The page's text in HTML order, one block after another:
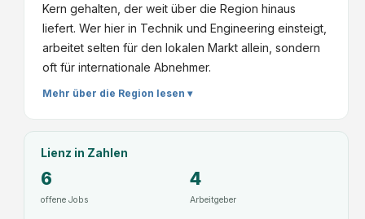
Kern gehalten, der weit über die Region hinaus
liefert. Wer hier in Technik und Engineering einsteigt,
arbeitet selten für den lokalen Markt allein, sondern
oft für internationale Abnehmer.
Mehr über die Region lesen ▾
Lienz in Zahlen
6
offene Jobs
4
Arbeitgeber